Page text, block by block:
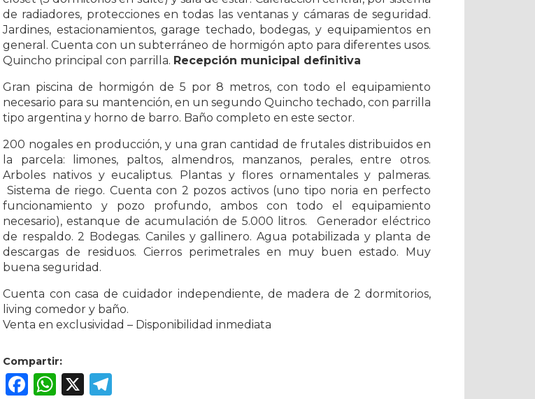
de radiadores, protecciones en todas las ventanas y cámaras de seguridad.
Jardines, estacionamientos, garage techado, bodegas, y equipamientos en
general. Cuenta con un subterráneo de hormigón apto para diferentes usos.
Quincho principal con parrilla. Recepción municipal definitiva
Gran piscina de hormigón de 5 por 8 metros, con todo el equipamiento
necesario para su mantención, en un segundo Quincho techado, con parrilla
tipo argentina y horno de barro. Baño completo en este sector.
200 nogales en producción, y una gran cantidad de frutales distribuidos en
la parcela: limones, paltos, almendros, manzanos, perales, entre otros.
Arboles nativos y eucaliptus. Plantas y flores ornamentales y palmeras.
Sistema de riego. Cuenta con 2 pozos activos (uno tipo noria en perfecto
funcionamiento y pozo profundo, ambos con todo el equipamiento
necesario), estanque de acumulación de 5.000 litros. Generador eléctrico
de respaldo. 2 Bodegas. Caniles y gallinero. Agua potabilizada y planta de
descargas de residuos. Cierros perimetrales en muy buen estado. Muy
buena seguridad.
Cuenta con casa de cuidador independiente, de madera de 2 dormitorios,
living comedor y baño.
Venta en exclusividad – Disponibilidad inmediata
Compartir:
Facebook
WhatsApp
X Telegram